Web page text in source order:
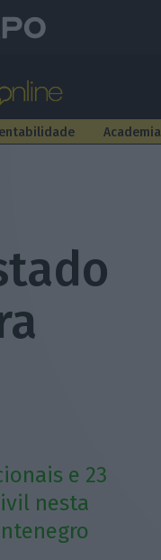
Academia
e 23
nesta